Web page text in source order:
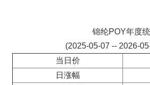
锦纶POY年度
(2025-05-07 -- 2026-
当日价
日涨幅